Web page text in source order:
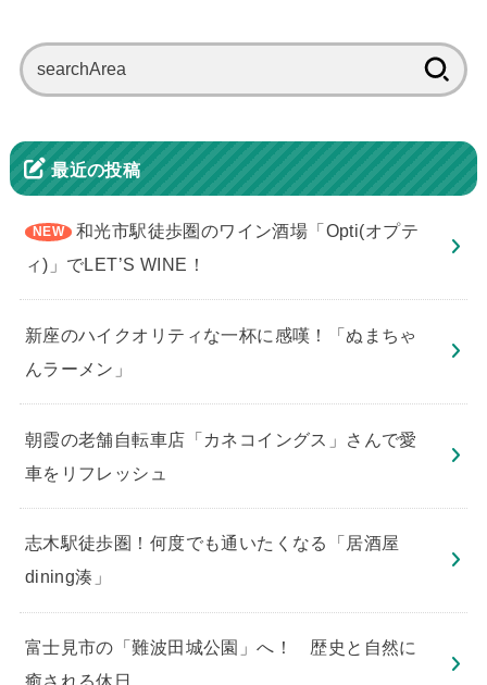
索:
最近の投稿
和光市駅徒歩圏のワイン酒場「Opti(オプテ
ィ)」でLET’S WINE！
新座のハイクオリティな一杯に感嘆！「ぬまちゃ
んラーメン」
朝霞の老舗自転車店「カネコイングス」さんで愛
車をリフレッシュ
志木駅徒歩圏！何度でも通いたくなる「居酒屋
dining湊」
​富士見市の「難波田城公園」へ！ 歴史と自然に
癒される休日